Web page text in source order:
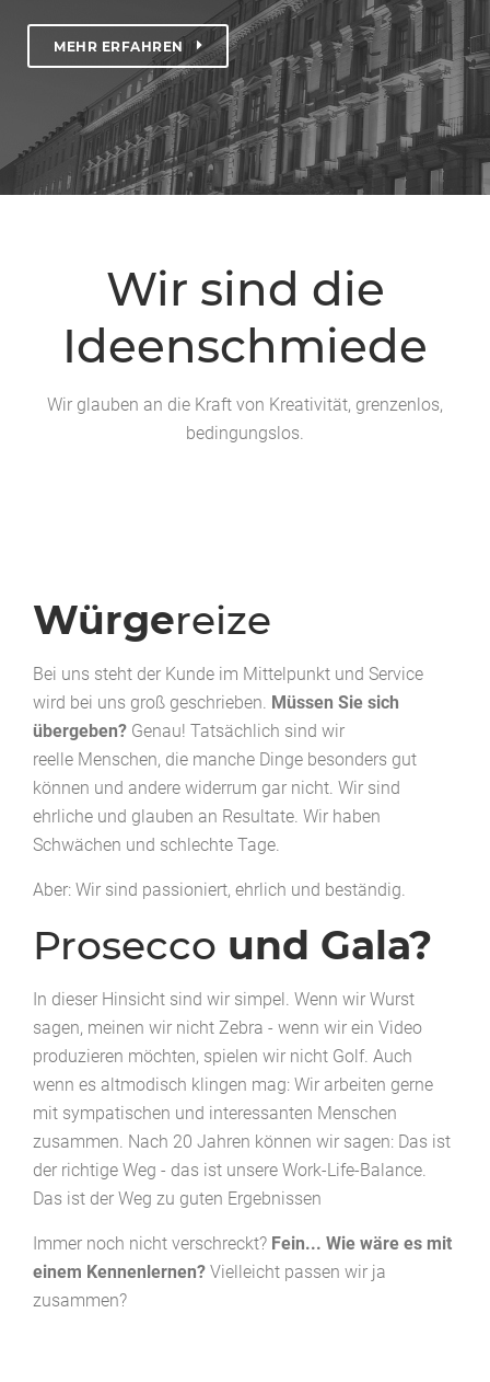
MEHR ERFAHREN
Wir sind die
Ideenschmiede
Wir glauben an die Kraft von Kreativität, grenzenlos,
bedingungslos.
Würgereize
Bei uns steht der Kunde im Mittelpunkt und Service
wird bei uns groß geschrieben. Müssen Sie sich
übergeben? Genau! Tatsächlich sind wir
reelle Menschen, die manche Dinge besonders gut
können und andere widerrum gar nicht. Wir sind
ehrliche und glauben an Resultate. Wir haben
Schwächen und schlechte Tage.
Aber: Wir sind passioniert, ehrlich und beständig.
Prosecco und Gala?
In dieser Hinsicht sind wir simpel. Wenn wir Wurst
sagen, meinen wir nicht Zebra - wenn wir ein Video
produzieren möchten, spielen wir nicht Golf. Auch
wenn es altmodisch klingen mag: Wir arbeiten gerne
mit sympatischen und interessanten Menschen
zusammen. Nach 20 Jahren können wir sagen: Das ist
der richtige Weg - das ist unsere Work-Life-Balance.
Das ist der Weg zu guten Ergebnissen
Immer noch nicht verschreckt? Fein... Wie wäre es mit
einem Kennenlernen? Vielleicht passen wir ja
zusammen?